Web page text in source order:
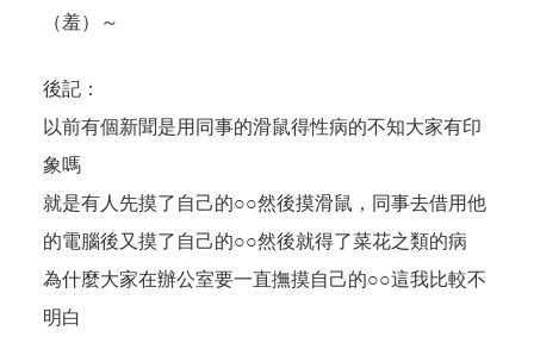
（羞）～
後記：
以前有個新聞是用同事的滑鼠得性病的不知大家有印
象嗎
就是有人先摸了自己的○○然後摸滑鼠，同事去借用他
的電腦後又摸了自己的○○然後就得了菜花之類的病
為什麼大家在辦公室要一直撫摸自己的○○這我比較不
明白